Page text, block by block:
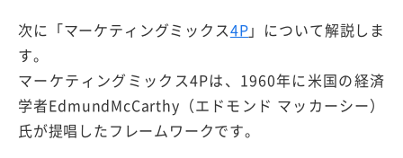
次に「マーケティングミックス4P」について解説しま
す。
マーケティングミックス4Pは、1960年に米国の経済
学者EdmundMcCarthy（エドモンド マッカーシー）
氏が提唱したフレームワークです。